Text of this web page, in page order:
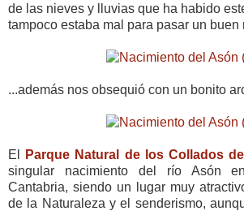
de las nieves y lluvias que ha habido
tampoco estaba mal para pasar un buen
...además nos obsequió con un bonito
El Parque Natural de los Collados
singular nacimiento del río Asón
Cantabria, siendo un lugar muy
de la Naturaleza y el senderismo,